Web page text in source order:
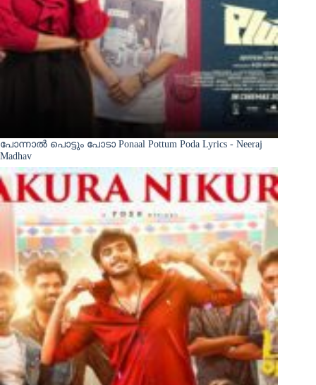
പോന്നാൽ പൊട്ടും പോടാ Ponaal Pottum Poda Lyrics - Neeraj
Madhav